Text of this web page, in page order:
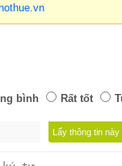
bình Rất tốt